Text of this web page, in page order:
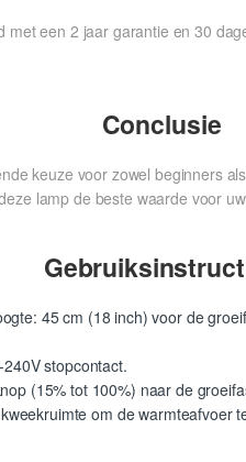
met een 2 jaar garantie en 30
Conclusie
keuze voor zowel beginners
lamp de beste waarde voor
45 cm (18 inch) voor de
stopcontact.
(15% tot 100%) naar de
om de warmteafvoer